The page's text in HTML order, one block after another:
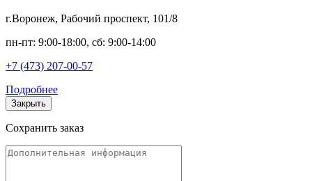
г.Воронеж, Рабочий проспект, 101/8
пн-пт: 9:00-18:00, сб: 9:00-14:00
+7 (473) 207-00-57
Подробнее
Закрыть
Сохранить заказ